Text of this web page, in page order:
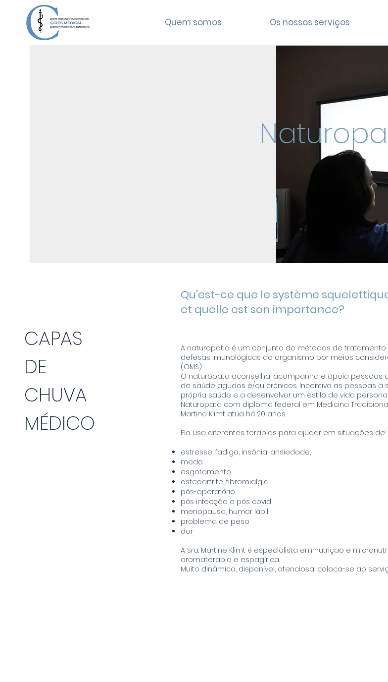
Quem somos Os nossos serviços
CAPAS
DE
CHUVA
MÉDICO
Qu'est-ce que le système
et quelle est son importance?
A naturopatia é um conjunto de métodos de tratamento
defesas imunológicas do organismo por meios
(OMS).
O naturopata aconselha, acompanha e apoia pessoas
de saúde agudos e/ou crónicos. Incentiva as pessoas a
própria saúde e a desenvolver um estilo de vida
Naturopata com diploma federal em Medicina Tradicional
Martina Klimt atua há 20 anos.
Ela usa diferentes terapias para ajudar em situações de:
estresse, fadiga, insônia, ansiedade,
medo
esgotamento
osteoartrite, fibromialgia
pós-operatório
pós infecção e pós covid
menopausa, humor lábil
problema de peso
dor
A Sra. Martine Klimt é especialista em nutrição e
aromaterapia e espagírica.
Muito dinâmica, disponível, atenciosa, coloca-se ao